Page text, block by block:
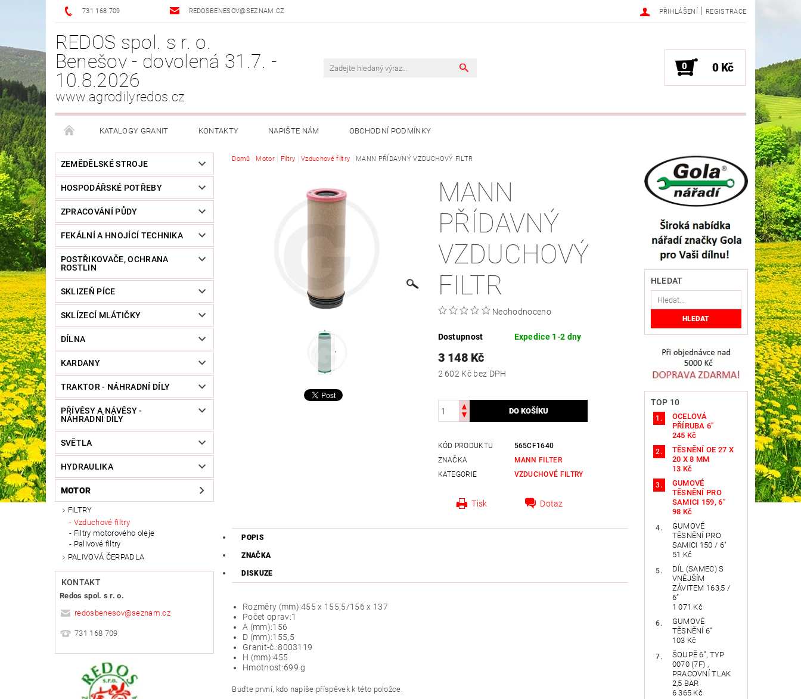
731 168 709 REDOSBENESOV@SEZNAM.CZ PŘIHLÁŠENÍ | REGISTRACE
REDOS spol. s r. o.
Benešov - dovolená 31.7. -
10.8.2026
www.agrodilyredos.cz
0 0 Kč
KATALOGY GRANIT KONTAKTY NAPIŠTE NÁM OBCHODNÍ PODMÍNKY
ZEMĚDĚLSKÉ STROJE
HOSPODÁŘSKÉ POTŘEBY
ZPRACOVÁNÍ PŮDY
FEKÁLNÍ A HNOJÍCÍ TECHNIKA
POSTŘIKOVAČE, OCHRANA
ROSTLIN
SKLIZEŇ PÍCE
SKLÍZECÍ MLÁTIČKY
DÍLNA
KARDANY
TRAKTOR - NÁHRADNÍ DÍLY
PŘÍVĚSY A NÁVĚSY -
NÁHRADNÍ DÍLY
SVĚTLA
HYDRAULIKA
MOTOR
FILTRY
Vzduchové filtry
Filtry motorového oleje
Palivové filtry
PALIVOVÁ ČERPADLA
KONTAKT
Redos spol. s r. o.
redosbenesov@seznam.cz
731 168 709
Domů Motor Filtry Vzduchové filtry MANN PŘÍDAVNÝ VZDUCHOVÝ FILTR
MANN
PŘÍDAVNÝ
VZDUCHOVÝ
FILTR
Neohodnoceno
Dostupnost Expedice 1-2 dny
3 148 Kč
2 602 Kč bez DPH
KÓD PRODUKTU
565CF1640
ZNAČKA
MANN FILTER
KATEGORIE
VZDUCHOVÉ FILTRY
Tisk Dotaz
POPIS
ZNAČKA
DISKUZE
Rozměry (mm):455 x 155,5/156 x 137
Počet oprav:1
A (mm):156
D (mm):155,5
Granit-č.:8003119
H (mm):455
Hmotnost:699 g
Buďte první, kdo napíše příspěvek k této položce.
HLEDAT
TOP 10
OCELOVÁ
PŘÍRUBA 6"
245 Kč
TĚSNĚNÍ OE 27 X
20 X 8 MM
13 Kč
GUMOVÉ
TĚSNĚNÍ PRO
SAMICI 159, 6"
98 Kč
GUMOVÉ
TĚSNĚNÍ PRO
SAMICI 150 / 6"
51 Kč
DÍL (SAMEC) S
VNĚJŠÍM
ZÁVITEM 163,5 /
6”
1 071 Kč
GUMOVÉ
TĚSNĚNÍ 6"
103 Kč
ŠOUPĚ 6", TYP
0070 (7F) ,
PRACOVNÍ TLAK
2,5 BAR
6 365 Kč